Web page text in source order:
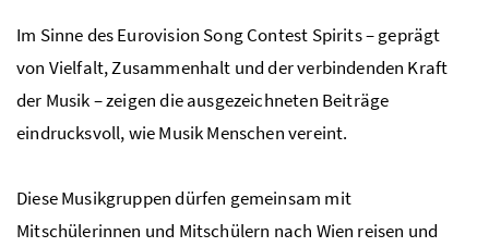
Im Sinne des Eurovision Song Contest Spirits – geprägt
von Vielfalt, Zusammenhalt und der verbindenden Kraft
der Musik – zeigen die ausgezeichneten Beiträge
eindrucksvoll, wie Musik Menschen vereint.
Diese Musikgruppen dürfen gemeinsam mit
Mitschülerinnen und Mitschülern nach Wien reisen und